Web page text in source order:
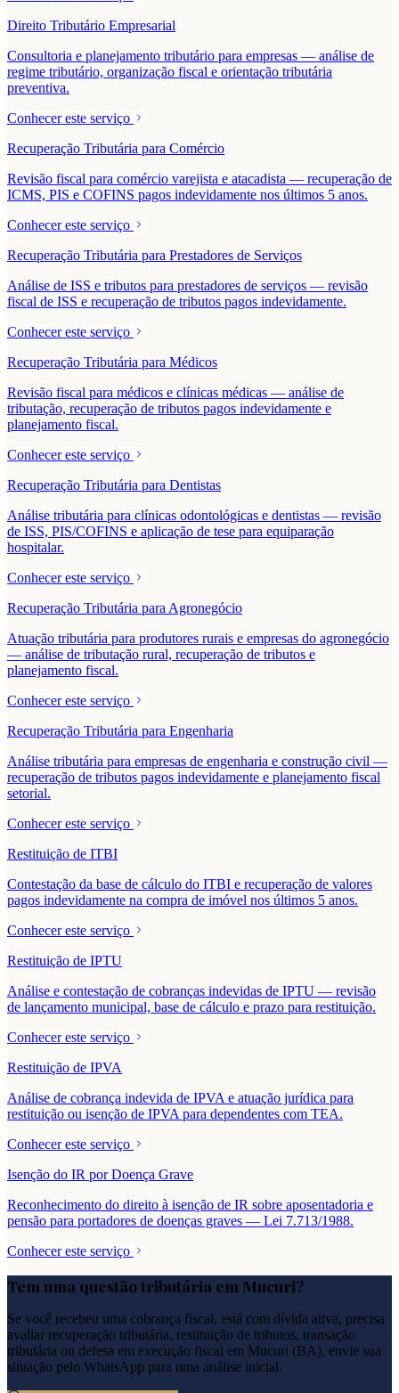
Direito Tributário Empresarial
Consultoria e planejamento tributário para empresas — análise de
regime tributário, organização fiscal e orientação tributária
preventiva.
Conhecer este serviço
Recuperação Tributária para Comércio
Revisão fiscal para comércio varejista e atacadista — recuperação de
ICMS, PIS e COFINS pagos indevidamente nos últimos 5 anos.
Conhecer este serviço
Recuperação Tributária para Prestadores de Serviços
Análise de ISS e tributos para prestadores de serviços — revisão
fiscal de ISS e recuperação de tributos pagos indevidamente.
Conhecer este serviço
Recuperação Tributária para Médicos
Revisão fiscal para médicos e clínicas médicas — análise de
tributação, recuperação de tributos pagos indevidamente e
planejamento fiscal.
Conhecer este serviço
Recuperação Tributária para Dentistas
Análise tributária para clínicas odontológicas e dentistas — revisão
de ISS, PIS/COFINS e aplicação de tese para equiparação
hospitalar.
Conhecer este serviço
Recuperação Tributária para Agronegócio
Atuação tributária para produtores rurais e empresas do agronegócio
— análise de tributação rural, recuperação de tributos e
planejamento fiscal.
Conhecer este serviço
Recuperação Tributária para Engenharia
Análise tributária para empresas de engenharia e construção civil —
recuperação de tributos pagos indevidamente e planejamento fiscal
setorial.
Conhecer este serviço
Restituição de ITBI
Contestação da base de cálculo do ITBI e recuperação de valores
pagos indevidamente na compra de imóvel nos últimos 5 anos.
Conhecer este serviço
Restituição de IPTU
Análise e contestação de cobranças indevidas de IPTU — revisão
de lançamento municipal, base de cálculo e prazo para restituição.
Conhecer este serviço
Restituição de IPVA
Análise de cobrança indevida de IPVA e atuação jurídica para
restituição ou isenção de IPVA para dependentes com TEA.
Conhecer este serviço
Isenção do IR por Doença Grave
Reconhecimento do direito à isenção de IR sobre aposentadoria e
pensão para portadores de doenças graves — Lei 7.713/1988.
Conhecer este serviço
Tem uma questão tributária em Mucuri?
Se você recebeu uma cobrança fiscal, está com dívida ativa, precisa
avaliar recuperação tributária, restituição de tributos, transação
tributária ou defesa em execução fiscal em Mucuri (BA), envie sua
situação pelo WhatsApp para uma análise inicial.